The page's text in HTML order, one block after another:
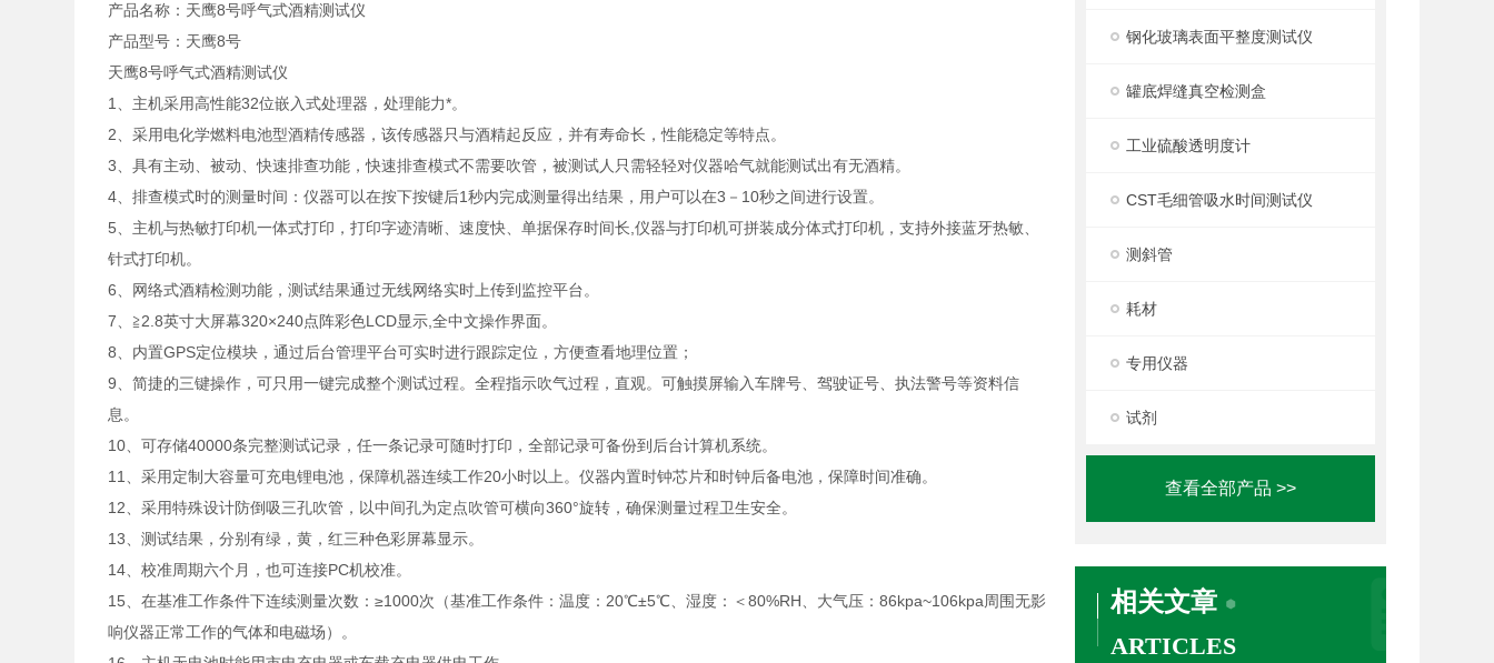
钢化玻璃表面平整度测试仪
罐底焊缝真空检测盒
工业硫酸透明度计
CST毛细管吸水时间测试仪
测斜管
耗材
专用仪器
试剂
查看全部产品 >>
相关文章
ARTICLES
产品名称：天鹰8号呼气式酒精测试仪
产品型号：天鹰8号
天鹰8号呼气式酒精测试仪
1、主机采用高性能32位嵌入式处理器，处理能力*。
2、采用电化学燃料电池型酒精传感器，该传感器只与酒精起反应，并有寿命长，性能稳定等特点。
3、具有主动、被动、快速排查功能，快速排查模式不需要吹管，被测试人只需轻轻对仪器哈气就能测试出有无酒精。
4、排查模式时的测量时间：仪器可以在按下按键后1秒内完成测量得出结果，用户可以在3－10秒之间进行设置。
5、主机与热敏打印机一体式打印，打印字迹清晰、速度快、单据保存时间长,仪器与打印机可拼装成分体式打印机，支持外接蓝牙热敏、
针式打印机。
6、网络式酒精检测功能，测试结果通过无线网络实时上传到监控平台。
7、≧2.8英寸大屏幕320×240点阵彩色LCD显示,全中文操作界面。
8、内置GPS定位模块，通过后台管理平台可实时进行跟踪定位，方便查看地理位置；
9、简捷的三键操作，可只用一键完成整个测试过程。全程指示吹气过程，直观。可触摸屏输入车牌号、驾驶证号、执法警号等资料信
息。
10、可存储40000条完整测试记录，任一条记录可随时打印，全部记录可备份到后台计算机系统。
11、采用定制大容量可充电锂电池，保障机器连续工作20小时以上。仪器内置时钟芯片和时钟后备电池，保障时间准确。
12、采用特殊设计防倒吸三孔吹管，以中间孔为定点吹管可横向360°旋转，确保测量过程卫生安全。
13、测试结果，分别有绿，黄，红三种色彩屏幕显示。
14、校准周期六个月，也可连接PC机校准。
15、在基准工作条件下连续测量次数：≥1000次（基准工作条件：温度：20℃±5℃、湿度：＜80%RH、大气压：86kpa~106kpa周围无影
响仪器正常工作的气体和电磁场）。